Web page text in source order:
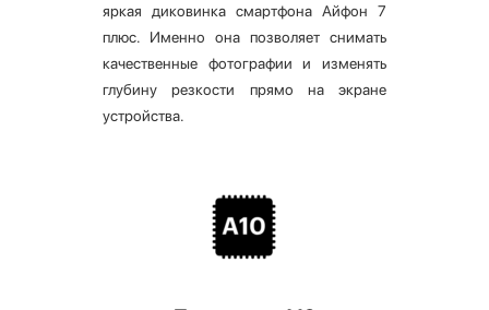
яркая диковинка смартфона Айфон 7
плюс. Именно она позволяет снимать
качественные фотографии и изменять
глубину резкости прямо на экране
устройства.